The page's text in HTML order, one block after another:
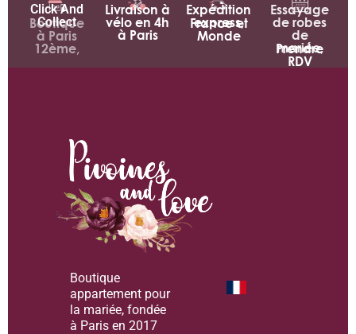
Click And
Collect
Boutique
à Paris
12ème,
Livraison à
vélo en 4h
à Paris
Expédition
express,
France et
Monde
Essayage
de robes
de
mariée,
Prendre
RDV
Boutique
appartement pour
la mariée, fondée
à Paris en 2017